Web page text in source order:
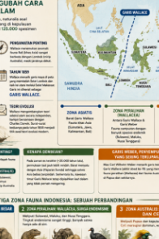
DAERAH
Astra Motor Kalimantan
Mahasiswa Samarinda
Honda SDGs Future Leaders
Jumat, 10 Jul 2026 19:01